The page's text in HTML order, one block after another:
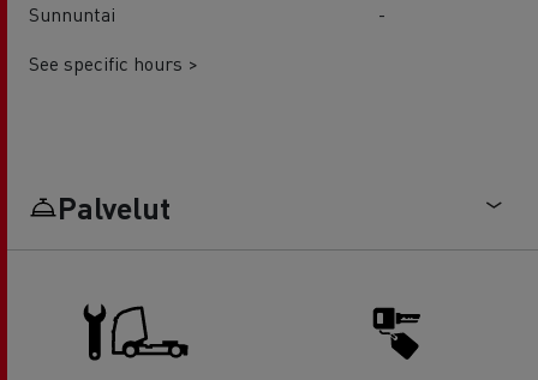
Sunnuntai
-
See specific hours >
Palvelut